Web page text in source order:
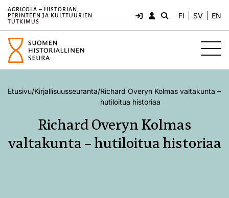
AGRICOLA – HISTORIAN,
PERINTEEN JA KULTTUURIEN
TUTKIMUS
FI SV EN
Etusivu/Kirjallisuusseuranta/Richard Overyn Kolmas valtakunta –
hutiloitua historiaa
Richard Overyn Kolmas
valtakunta – hutiloitua historiaa